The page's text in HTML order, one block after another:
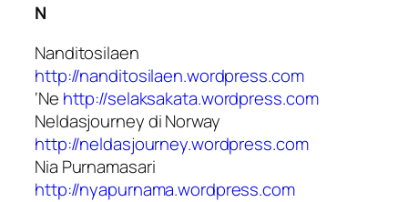
N
Nanditosilaen
http://nanditosilaen.wordpress.com
‘Ne http://selaksakata.wordpress.com
Neldasjourney di Norway
http://neldasjourney.wordpress.com
Nia Purnamasari
http://nyapurnama.wordpress.com